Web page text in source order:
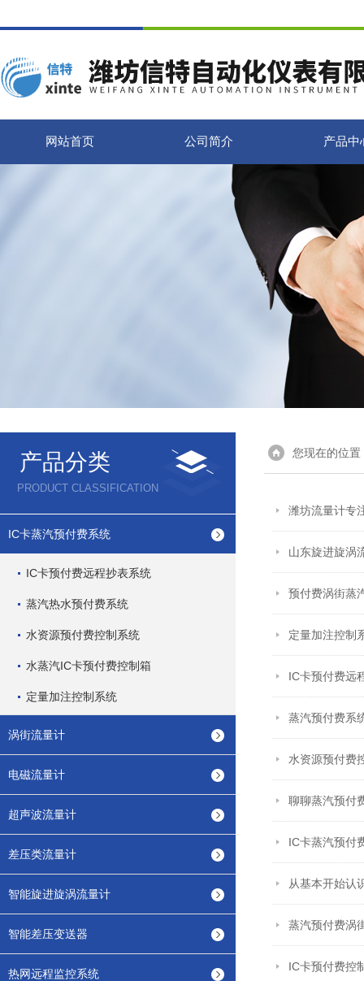
网站首页 公司简介 产品中
产品分类
PRODUCT CLASSIFICATION
IC卡蒸汽预付费系统
IC卡预付费远程抄表系统
蒸汽热水预付费系统
水资源预付费控制系统
水蒸汽IC卡预付费控制箱
定量加注控制系统
涡街流量计
电磁流量计
超声波流量计
差压类流量计
智能旋进旋涡流量计
智能差压变送器
热网远程监控系统
您现在的位置
潍坊流量计专
山东旋进旋涡
预付费涡街蒸
定量加注控制
IC卡预付费远
蒸汽预付费系
水资源预付费
聊聊蒸汽预付
IC卡蒸汽预付
从基本开始认
蒸汽预付费涡
IC卡预付费控